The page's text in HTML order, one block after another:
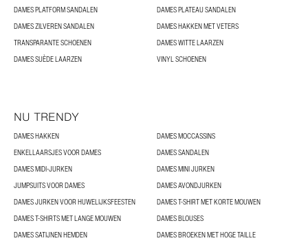
DAMES PLATFORM SANDALEN
DAMES PLATEAU SANDALEN
DAMES ZILVEREN SANDALEN
DAMES HAKKEN MET VETERS
TRANSPARANTE SCHOENEN
DAMES WITTE LAARZEN
DAMES SUÈDE LAARZEN
VINYL SCHOENEN
NU TRENDY
DAMES HAKKEN
DAMES MOCCASSINS
ENKELLAARSJES VOOR DAMES
DAMES SANDALEN
DAMES MIDI-JURKEN
DAMES MINI JURKEN
JUMPSUITS VOOR DAMES
DAMES AVONDJURKEN
DAMES JURKEN VOOR HUWELIJKSFEESTEN
DAMES T-SHIRT MET KORTE MOUWEN
DAMES T-SHIRTS MET LANGE MOUWEN
DAMES BLOUSES
DAMES SATIJNEN HEMDEN
DAMES BROEKEN MET HOGE TAILLE